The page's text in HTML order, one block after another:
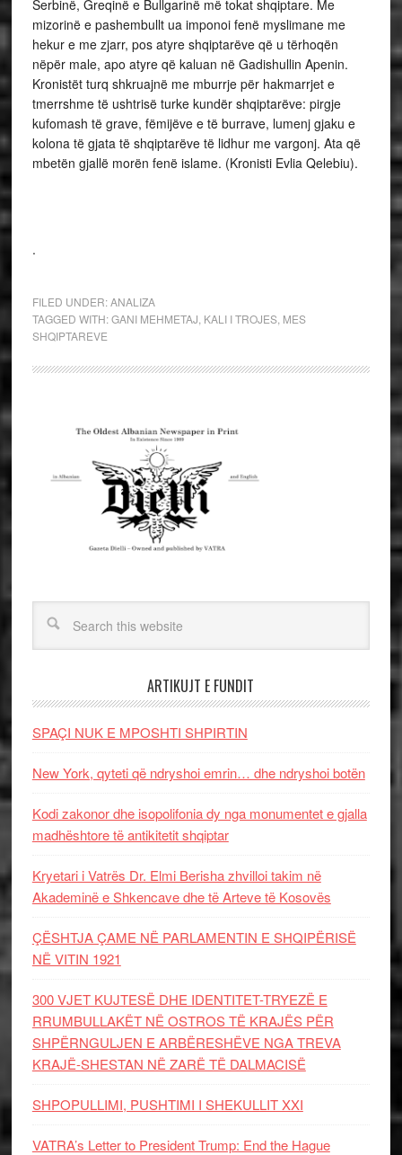
Serbinë, Greqinë e Bullgarinë më tokat shqiptare. Me
mizorinë e pashembullt ua imponoi fenë myslimane me
hekur e me zjarr, pos atyre shqiptarëve që u tërhoqën
nëpër male, apo atyre që kaluan në Gadishullin Apenin.
Kronistët turq shkruajnë me mburrje për hakmarrjet e
tmerrshme të ushtrisë turke kundër shqiptarëve: pirgje
kufomash të grave, fëmijëve e të burrave, lumenj gjaku e
kolona të gjata të shqiptarëve të lidhur me vargonj. Ata që
mbetën gjallë morën fenë islame. (Kronisti Evlia Qelebiu).
.
FILED UNDER:ANALIZA
TAGGED WITH:GANI MEHMETAJ KALI I TROJES, MES
SHQIPTAREVE
ARTIKUJT E FUNDIT
SPAÇI NUK E MPOSHTI SHPIRTIN
New York, qyteti që ndryshoi emrin… dhe ndryshoi botën
Kodi zakonor dhe isopolifonia dy nga monumentet e gjalla
madhështore të antikitetit shqiptar
Kryetari i Vatrës Dr. Elmi Berisha zhvilloi takim në
Akademinë e Shkencave dhe të Arteve të Kosovës
ÇËSHTJA ÇAME NË PARLAMENTIN E SHQIPËRISË
NË VITIN 1921
300 VJET KUJTESË DHE IDENTITET-TRYEZË E
RRUMBULLAKËT NË OSTROS TË KRAJËS PËR
SHPËRNGULJEN E ARBËRESHËVE NGA TREVA
KRAJË-SHESTAN NË ZARË TË DALMACISË
SHPOPULLIMI, PUSHTIMI I SHEKULLIT XXI
VATRA’s Letter to President Trump: End the Hague